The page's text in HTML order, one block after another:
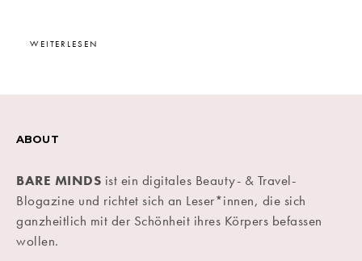
WEITERLESEN
ABOUT
BARE MINDS ist ein digitales Beauty- & Travel-
Blogazine und richtet sich an Leser*innen, die sich
ganzheitlich mit der Schönheit ihres Körpers befassen
wollen.